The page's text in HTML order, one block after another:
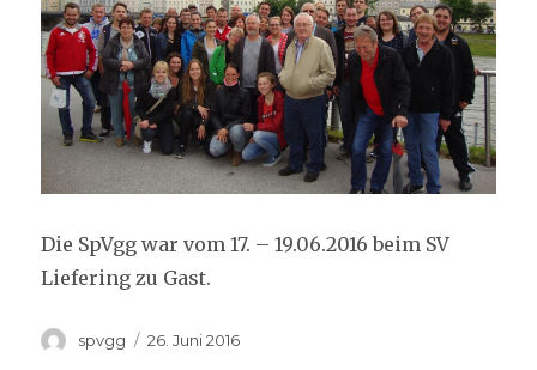
Die SpVgg war vom 17. – 19.06.2016 beim SV
Liefering zu Gast.
Autor
spvgg
Veröffentlicht
26. Juni 2016